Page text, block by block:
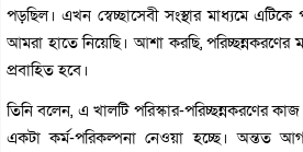
পড়ছিল। এখন স্বেচ্ছাসেবী সংস্থার মাধ্যমে
আমরা হাতে নিয়েছি। আশা করছি, পরিচ্ছন্নকরণের
প্রবাহিত হবে।
তিনি বলেন, এ খালটি পরিস্কার-পরিচ্ছন্নকরণের
একটা কর্ম-পরিকল্পনা নেওয়া হচ্ছে। অন্তত